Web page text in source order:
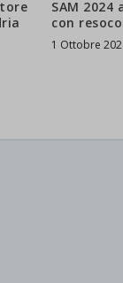
SAM 2024
con
1 Ottobre